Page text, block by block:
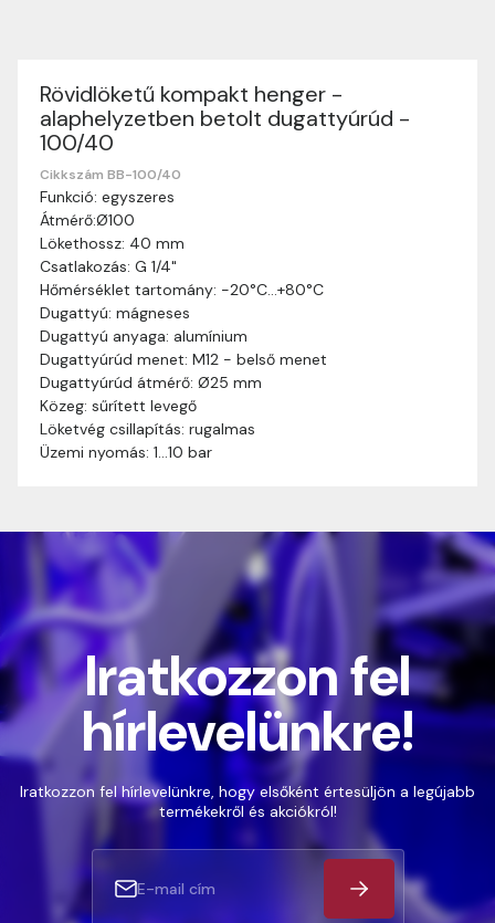
Rövidlöketű kompakt henger -
alaphelyzetben betolt dugattyúrúd -
100/40
Cikkszám BB-100/40
Funkció: egyszeres
Átmérő:Ø100
Lökethossz: 40 mm
Csatlakozás: G 1/4"
Hőmérséklet tartomány: -20°C…+80°C
Dugattyú: mágneses
Dugattyú anyaga: alumínium
Dugattyúrúd menet: M12 - belső menet
Dugattyúrúd átmérő: Ø25 mm
Közeg: sűrített levegő
Löketvég csillapítás: rugalmas
Üzemi nyomás: 1…10 bar
Szállítási információk
Nagyon köszönjük, hogy webshopunkat választottátok
vásárlásaitokhoz. Az alábbiakban megtaláljátok szállítási
információinkat, hogy a vásárlásotok gördülékenyen és
zökkenőmentesen történhessen.
Szállítási idő:
munkanapon belül kézbesítjük. Amennyiben
valamilyen okból kifolyólag a szállítás hosszabb
ideig tart, előre értesítünk benneteket.
Szállítási díj: A szállítási díj függ a termék súlyától
és a szállítási cím távolságától. A pontos szállítási
díjat a vásárlás folyamata során megtekinthetitek,
mielőtt a rendelést véglegesítitek.
Iratkozzon fel
hírlevelünkre!
Iratkozzon fel hírlevelünkre, hogy elsőként értesüljön a legújabb
termékekről és akciókról!